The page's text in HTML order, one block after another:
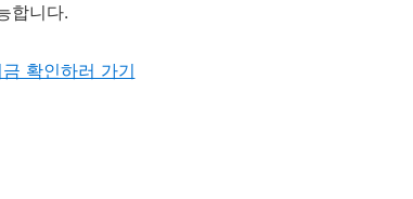
합니다.
확인하러 가기